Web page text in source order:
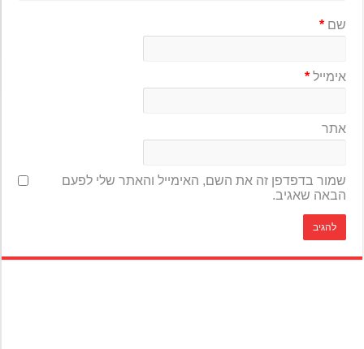
שם*
אימייל*
אתר
שמור בדפדפן זה את השם, האימייל והאתר שלי לפעם
הבאה שאגיב.